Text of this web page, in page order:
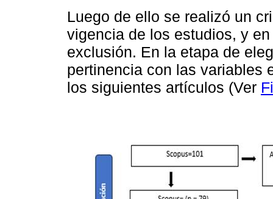
Luego de ello se realizó un
vigencia de los estudios, y
exclusión. En la etapa de
pertinencia con las variables
los siguientes artículos (Ver